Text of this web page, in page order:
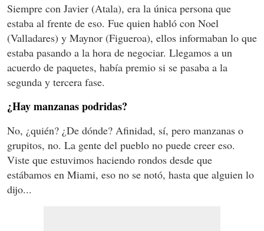
Siempre con Javier (Atala), era la única persona que
estaba al frente de eso. Fue quien habló con Noel
(Valladares) y Maynor (Figueroa), ellos informaban lo que
estaba pasando a la hora de negociar. Llegamos a un
acuerdo de paquetes, había premio si se pasaba a la
segunda y tercera fase.
¿Hay manzanas podridas?
No, ¿quién? ¿De dónde? Afinidad, sí, pero manzanas o
grupitos, no. La gente del pueblo no puede creer eso.
Viste que estuvimos haciendo rondos desde que
estábamos en Miami, eso no se notó, hasta que alguien lo
dijo...